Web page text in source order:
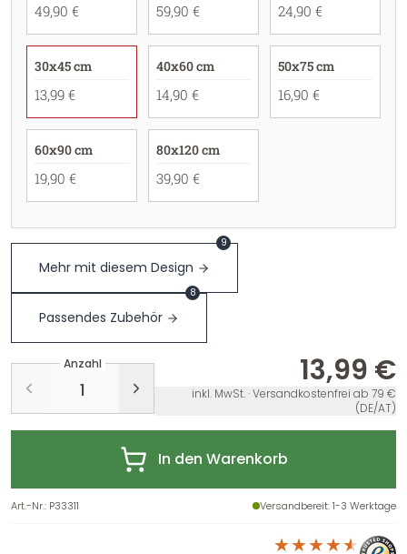
49,90 € 59,90 € 24,90 €
30x45 cm
13,99 €
40x60 cm
14,90 €
50x75 cm
16,90 €
60x90 cm
19,90 €
80x120 cm
39,90 €
Mehr mit diesem Design
9
Passendes Zubehör
8
Anzahl 13,99 €
inkl. MwSt. · Versandkostenfrei ab 79 €
(DE/AT)
In den Warenkorb
Art.-Nr.: P33311 Versandbereit: 1-3 Werktage